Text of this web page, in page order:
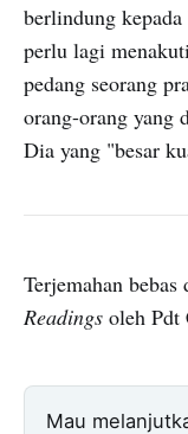
berlindung
perlu lagi
pedang seorang
orang-orang yang
Dia yang "besar
Terjemahan bebas
Readings oleh Pdt
Mau